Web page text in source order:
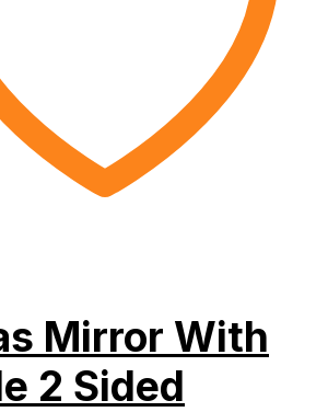
Mirror With
2 Sided